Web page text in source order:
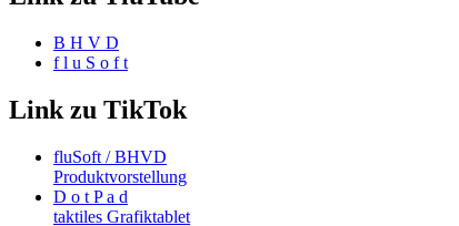
B H V D
f l u S o f t
Link zu TikTok
fluSoft / BHVD
Produktvorstellung
D o t P a d
taktiles Grafiktablet